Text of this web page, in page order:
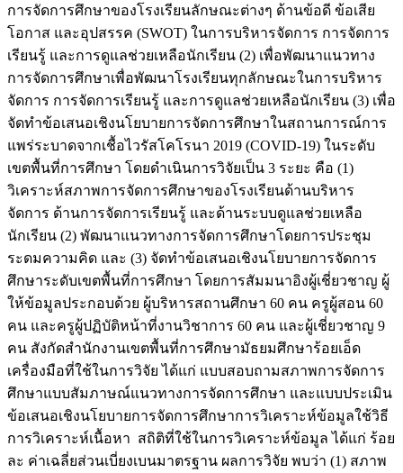
การจัดการศึกษาของโรงเรียนลักษณะต่างๆ ด้านข้อดี ข้อเสีย
โอกาส และอุปสรรค (SWOT) ในการบริหารจัดการ การจัดการ
เรียนรู้ และการดูแลช่วยเหลือนักเรียน (2) เพื่อพัฒนาแนวทาง
การจัดการศึกษาเพื่อพัฒนาโรงเรียนทุกลักษณะในการบริหาร
จัดการ การจัดการเรียนรู้ และการดูแลช่วยเหลือนักเรียน (3) เพื่อ
จัดทำข้อเสนอเชิงนโยบายการจัดการศึกษาในสถานการณ์การ
แพร่ระบาดจากเชื้อไวรัสโคโรนา 2019 (COVID-19) ในระดับ
เขตพื้นที่การศึกษา โดยดำเนินการวิจัยเป็น 3 ระยะ คือ (1)
วิเคราะห์สภาพการจัดการศึกษาของโรงเรียนด้านบริหาร
จัดการ ด้านการจัดการเรียนรู้ และด้านระบบดูแลช่วยเหลือ
นักเรียน (2) พัฒนาแนวทางการจัดการศึกษาโดยการประชุม
ระดมความคิด และ (3) จัดทำข้อเสนอเชิงนโยบายการจัดการ
ศึกษาระดับเขตพื้นที่การศึกษา โดยการสัมมนาอิงผู้เชี่ยวชาญ ผู้
ให้ข้อมูลประกอบด้วย ผู้บริหารสถานศึกษา 60 คน ครูผู้สอน 60
คน และครูผู้ปฏิบัติหน้าที่งานวิชาการ 60 คน และผู้เชี่ยวชาญ 9
คน สังกัดสำนักงานเขตพื้นที่การศึกษามัธยมศึกษาร้อยเอ็ด
เครื่องมือที่ใช้ในการวิจัย ได้แก่ แบบสอบถามสภาพการจัดการ
ศึกษาแบบสัมภาษณ์แนวทางการจัดการศึกษา และแบบประเมิน
ข้อเสนอเชิงนโยบายการจัดการศึกษาการวิเคราะห์ข้อมูลใช้วิธี
การวิเคราะห์เนื้อหา สถิติที่ใช้ในการวิเคราะห์ข้อมูล ได้แก่ ร้อย
ละ ค่าเฉลี่ยส่วนเบี่ยงเบนมาตรฐาน ผลการวิจัย พบว่า (1) สภาพ